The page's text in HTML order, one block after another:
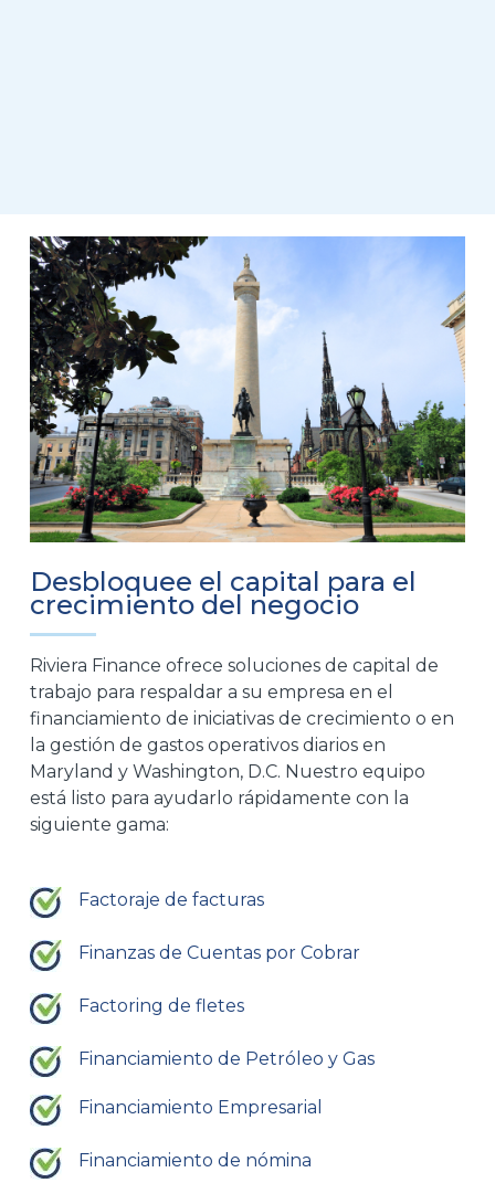
Desbloquee el capital para el
crecimiento del negocio
Riviera Finance ofrece soluciones de capital de
trabajo para respaldar a su empresa en el
financiamiento de iniciativas de crecimiento o en
la gestión de gastos operativos diarios en
Maryland y Washington, D.C. Nuestro equipo
está listo para ayudarlo rápidamente con la
siguiente gama:
Factoraje de facturas
Finanzas de Cuentas por Cobrar
Factoring de fletes
Financiamiento de Petróleo y Gas
Financiamiento Empresarial
Financiamiento de nómina